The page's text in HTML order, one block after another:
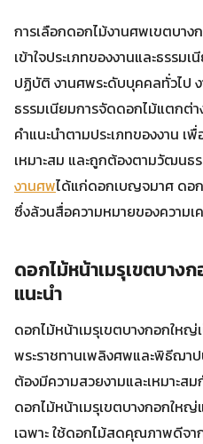
การเลือกดอกไม้งานศพเขตบาง
เข้าใจประเภทของงานและธรร
ปฏิบัติ งานศพระดับบุคคลทั่วไป
ธรรมเนียมการจัดดอกไม้แตกต่
คำแนะนำตามประเภทของงาน เ
เหมาะสม และถูกต้องตามวัฒนธ
งานศพได้แก่ดอกเบญจมาศ ดอ
ซึ่งล้วนสื่อความหมายของความ
ดอกไม้หน้าเมรุเขตบา
แนะนำ
ดอกไม้หน้าเมรุเขตบางกอกให
พระราชทานเพลิงศพและพิธีฌา
ต้องมีความสวยงามและเหมาะส
ดอกไม้หน้าเมรุเขตบางกอกให
เฉพาะ ใช้ดอกไม้สดคุณภาพดีจ